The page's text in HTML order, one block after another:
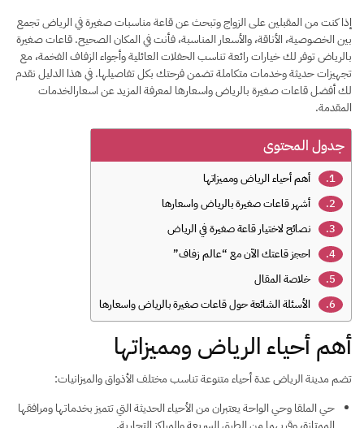
إذا كنت من المقبلين على الزواج وتبحث عن قاعة مناسبات صغيرة في الرياض تجمع
بين الخصوصية، الأناقة، والأسعار المناسبة، فأنت في المكان الصحيح. قاعات صغيرة
بالرياض توفر لك خيارات رائعة تناسب الحفلات العائلية وأجواء الزفاف الفخمة، مع
تجهيزات حديثة وخدمات متكاملة تضمن فرحتك بكل تفاصيلها. في هذا الدليل نقدم
لك أفضل قاعات صغيرة بالرياض واسعارها لمعرفة المزيد عن اسعارالخدمات
المقدمة.
جدول المحتوى
أهم أحياء الرياض ومميزاتها
أشهر قاعات صغيرة بالرياض واسعارها
نصائح لاختيار قاعة صغيرة في الرياض
احجز قاعتك الآن مع “عالم زفاف”
خلاصة المقال
الأسئلة الشائعة حول قاعات صغيرة بالرياض واسعارها
أهم أحياء الرياض ومميزاتها
تضم مدينة الرياض عدة أحياء متنوعة تناسب مختلف الأذواق والميزانيات:
حي الملقا وحي الواحة يعتبران من الأحياء الحديثة التي تتميز بخدماتها ومرافقها